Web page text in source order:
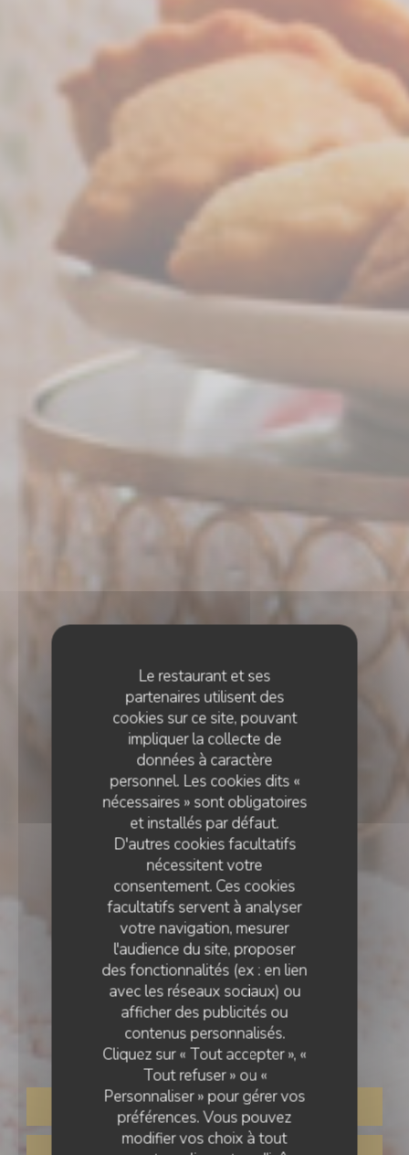
Le restaurant et ses
partenaires utilisent des
cookies sur ce site, pouvant
impliquer la collecte de
données à caractère
personnel. Les cookies dits «
nécessaires » sont obligatoires
et installés par défaut.
D'autres cookies facultatifs
nécessitent votre
consentement. Ces cookies
facultatifs servent à analyser
votre navigation, mesurer
l'audience du site, proposer
des fonctionnalités (ex : en lien
avec les réseaux sociaux) ou
afficher des publicités ou
contenus personnalisés.
Cliquez sur « Tout accepter », «
Tout refuser » ou «
Personnaliser » pour gérer vos
préférences. Vous pouvez
modifier vos choix à tout
RESTAURANT TRADITIONNEL
SANNOIS
L'auberge berbere
RÉSERVER
L'AUBERGE BERBERE